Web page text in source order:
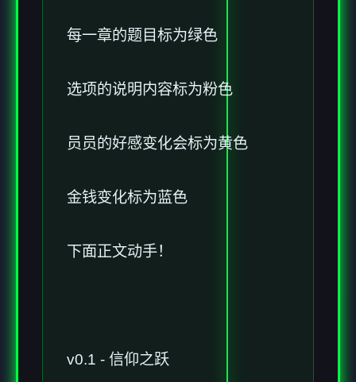
每一章的题目标为绿色
选项的说明内容标为粉色
员员的好感变化会标为黄色
金钱变化标为蓝色
下面正文动手！
v0.1 - 信仰之跃